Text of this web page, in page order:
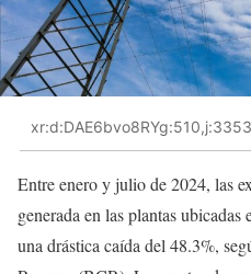
Entre enero y julio de 2024, las
generada en las plantas
una drástica caída del 48.3%,